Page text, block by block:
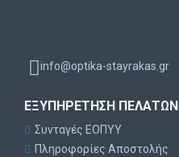
info@optika-stayrakas.gr
ΕΞΥΠΗΡΈΤΗΣΗ ΠΕΛΑΤΏΝ
Συνταγές ΕΟΠΥΥ
Πληροφορίες Αποστολής